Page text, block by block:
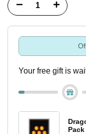
Diminuisci
quantità
Game
Incrementa
quantità
Card
Game
Your free gift is
Pack